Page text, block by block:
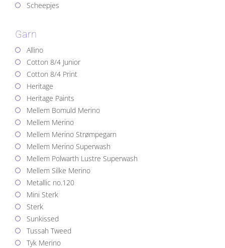
Scheepjes
Garn
Allino
Cotton 8/4 Junior
Cotton 8/4 Print
Heritage
Heritage Paints
Mellem Bomuld Merino
Mellem Merino
Mellem Merino Strømpegarn
Mellem Merino Superwash
Mellem Polwarth Lustre Superwash
Mellem Silke Merino
Metallic no.120
Mini Sterk
Sterk
Sunkissed
Tussah Tweed
Tyk Merino